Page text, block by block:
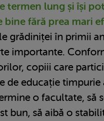
termen lung și își
bine fără prea mari
grădiniței în primii
importante.
copiii care
de educație timpurie
o facultate, să
bun, să aibă o